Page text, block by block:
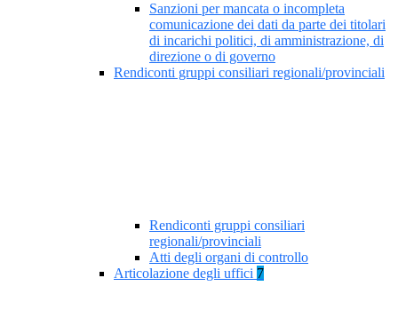
Sanzioni per mancata o incompleta
comunicazione dei dati da parte dei titolari
di incarichi politici, di amministrazione, di
direzione o di governo
Rendiconti gruppi consiliari regionali/provinciali
Rendiconti gruppi consiliari
regionali/provinciali
Atti degli organi di controllo
Articolazione degli uffici 7